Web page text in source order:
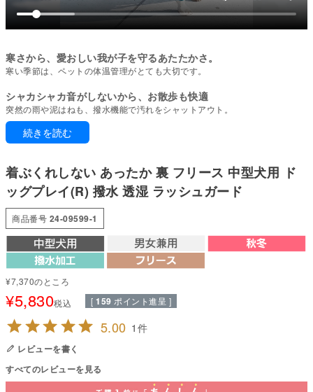
寒さから、愛おしい我が子を守るあたたかさ。
寒い季節は、ペットの体温管理がとても大切です。
シャカシャカ音がしないから、お散歩も快適
突然の雨や泥はねも、撥水機能で汚れをシャットアウト。
撥水加工を施した生地は、糸1本1本に水を弾く処理を行い、中程度の雨や水
しぶきから愛犬をガードします(※防水ではないため強い雨には非対応)。日常
撥水効果は熱によって再活性化します。脱水後は乾燥機の使用がおすすめ。
乾燥機がない場合は陰干し後、当て布をして低温アイロン、またはドライヤ
ーの温風を当ててください。
ドッグプレイ(R)は、元気に遊ぶ愛犬のために動きやすさと機能性を追求した
ウェアシリーズ。散歩やドッグラン、雪遊びやアウトドアでも汚れを気にせ
ず思いきり楽しめます。
お手入れも簡単で、毎日のケアがぐっとラクに。
雨の日・雨上がりのお散歩に。
4方向への優れたストレッチ性・撥水性・防風性・透湿性を兼ね備えた裏フ
リースの撥水ラッシュガード。
雨でもお散歩がかかせない、寒くても元気に遊びたい子におすすめ。
表側は撥水、裏側は薄手のフリースで保温してくれます。
こだわりのサステナブル素材です。
続きを読む
着ぶくれしない あったか 裏 フリース 中型犬用 ド
ッグプレイ(R) 撥水 透湿 ラッシュガード
商品番号 24-09599-1
¥7,370のところ
¥5,830税込 [ 159 ポイント進呈 ]
5.00 1
レビューを書く
すべてのレビューを見る